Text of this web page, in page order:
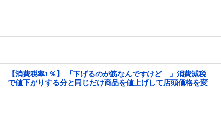
【消費税率1％】 「下げるのが筋なんですけど…」消費減税
で値下がりする分と同じだけ商品を値上げして店頭価格を変
えない店も